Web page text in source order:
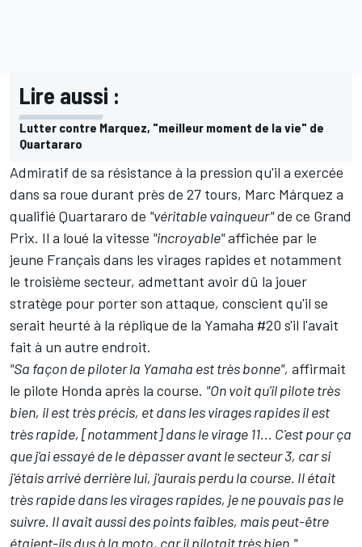
Lire aussi :
Lutter contre Marquez, "meilleur moment de la vie" de
Quartararo
Admiratif de sa résistance à la pression qu'il a exercée
dans sa roue durant près de 27 tours, Marc Márquez a
qualifié Quartararo de "véritable vainqueur"de ce Grand
Prix. Il a loué la vitesse "incroyable"affichée par le
jeune Français dans les virages rapides et notamment
le troisième secteur, admettant avoir dû la jouer
stratège pour porter son attaque, conscient qu'il se
serait heurté à la réplique de la Yamaha #20 s'il l'avait
fait à un autre endroit.
"Sa façon de piloter la Yamaha est très bonne", affirmait
le pilote Honda après la course. "On voit qu'il pilote très
bien, il est très précis, et dans les virages rapides il est
très rapide, [notamment] dans le virage 11... C'est pour ça
que j'ai essayé de le dépasser avant le secteur 3, car si
j'étais arrivé derrière lui, j'aurais perdu la course. Il était
très rapide dans les virages rapides, je ne pouvais pas le
suivre. Il avait aussi des points faibles, mais peut-être
étaient-ils dus à la moto, car il pilotait très bien."